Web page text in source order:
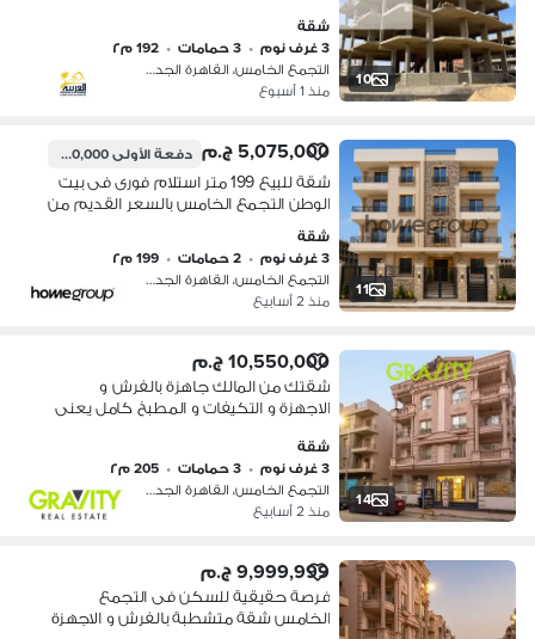
10
شقة
3 غرف نوم
• 3 حمامات • 192 م٢
التجمع الخامس، القاهرة الجديدة
منذ 1 أسبوع
11
5,075,000 ج.م دفعة الأولى2,030,000 ج.م
شقة للبيع 199 متر استلام فورى فى بيت
الوطن التجمع الخامس بالسعر القديم من
المالك مباشرة
شقة
3 غرف نوم
• 2 حمامات • 199 م٢
التجمع الخامس، القاهرة الجديدة
منذ 2 أسابيع
14
10,550,000 ج.م
شقتك من المالك جاهزة بالفرش و
الاجهزة و التكيفات و المطبخ كامل يعنى
التجمع الخامس - بيت الوطن - الاندلس
شقة
3 غرف نوم
• 3 حمامات • 205 م٢
التجمع الخامس، القاهرة الجديدة
منذ 2 أسابيع
9,999,999 ج.م
فرصة حقيقية للسكن فى التجمع
الخامس شقة متشطبة بالفرش و الاجهزة